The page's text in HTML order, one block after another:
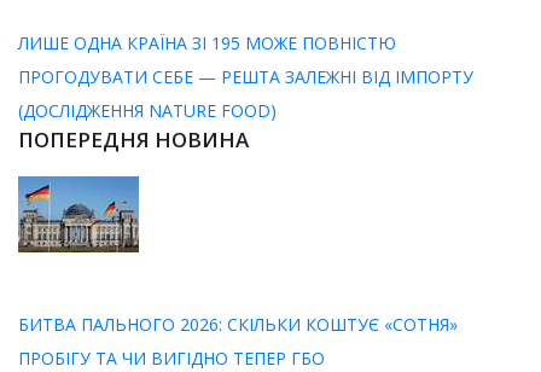
ЛИШЕ ОДНА КРАЇНА ЗІ 195 МОЖЕ ПОВНІСТЮ
ПРОГОДУВАТИ СЕБЕ — РЕШТА ЗАЛЕЖНІ ВІД ІМПОРТУ
(ДОСЛІДЖЕННЯ NATURE FOOD)
ПОПЕРЕДНЯ НОВИНА
БИТВА ПАЛЬНОГО 2026: СКІЛЬКИ КОШТУЄ «СОТНЯ»
ПРОБІГУ ТА ЧИ ВИГІДНО ТЕПЕР ГБО